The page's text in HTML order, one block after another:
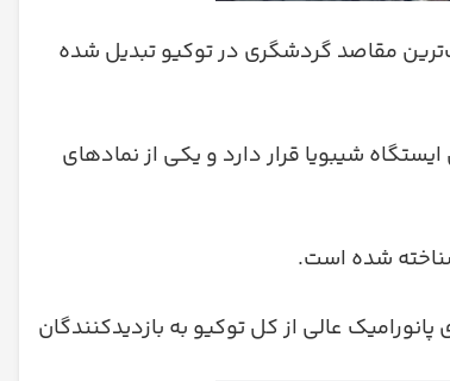
مقاصد گردشگری در توکیو تبدیل شده
شیبویا قرار دارد و یکی از نمادهای
شده است.
عالی از کل توکیو به بازدیدکنندگان